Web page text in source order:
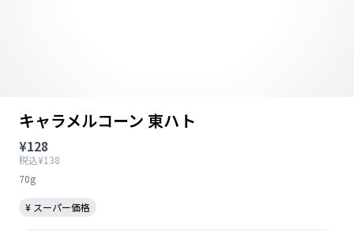
キャラメルコーン 東ハト
¥128
税込¥138
70g
¥ スーパー価格